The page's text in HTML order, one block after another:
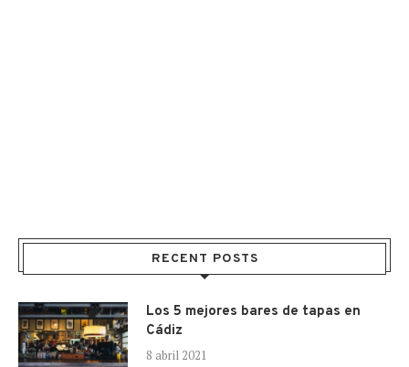
RECENT POSTS
Los 5 mejores bares de tapas en
Cádiz
8 abril 2021